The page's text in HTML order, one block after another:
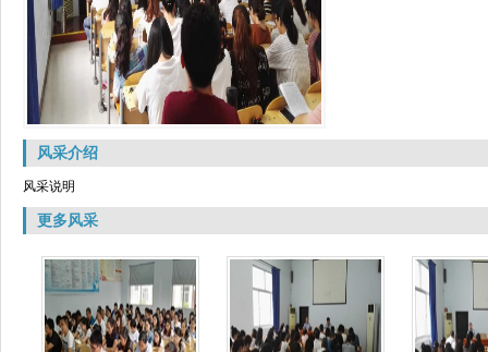
风采介绍
风采说明
更多风采